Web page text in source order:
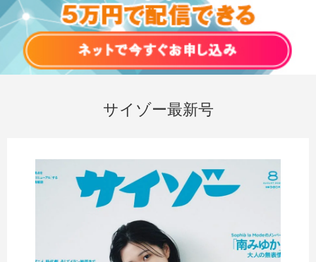
サイゾー最新号